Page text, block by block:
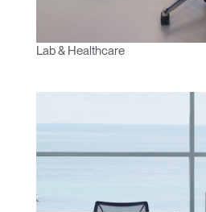
Lab & Healthcare